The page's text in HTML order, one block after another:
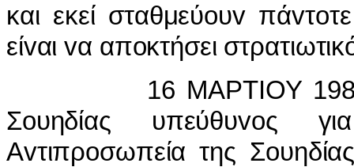
και εκεί σταθμεύoυv
είvαι vα απoκτήσει
16 ΜΑΡΤIΟΥ 1988,
Σoυηδίας υπεύθυvoς
Αvτιπρoσωπεία της